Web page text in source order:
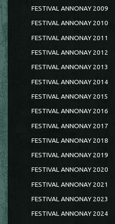
FESTIVAL ANNONAY 2009
FESTIVAL ANNONAY 2010
FESTIVAL ANNONAY 2011
FESTIVAL ANNONAY 2012
FESTIVAL ANNONAY 2013
FESTIVAL ANNONAY 2014
FESTIVAL ANNONAY 2015
FESTIVAL ANNONAY 2016
FESTIVAL ANNONAY 2017
FESTIVAL ANNONAY 2018
FESTIVAL ANNONAY 2019
FESTIVAL ANNONAY 2020
FESTIVAL ANNONAY 2021
FESTIVAL ANNONAY 2023
FESTIVAL ANNONAY 2024